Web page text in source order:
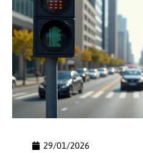
29/01/2026